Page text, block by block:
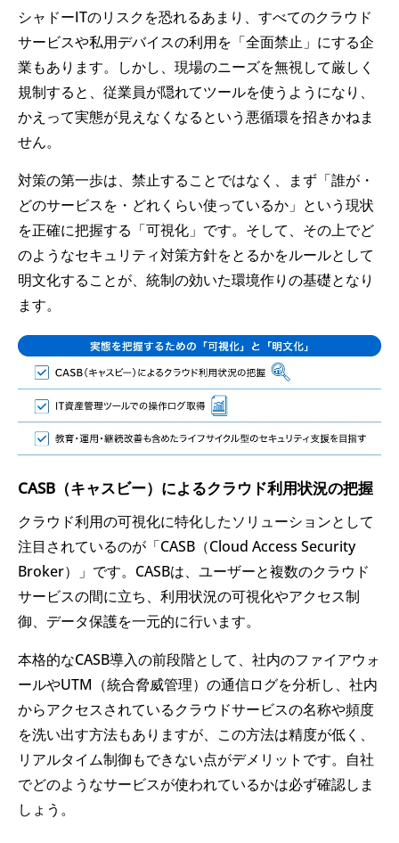
シャドーITのリスクを恐れるあまり、すべてのクラウド
サービスや私用デバイスの利用を「全面禁止」にする企
業もあります。しかし、現場のニーズを無視して厳しく
規制すると、従業員が隠れてツールを使うようになり、
かえって実態が見えなくなるという悪循環を招きかねま
せん。
対策の第一歩は、禁止することではなく、まず「誰が・
どのサービスを・どれくらい使っているか」という現状
を正確に把握する「可視化」です。そして、その上でど
のようなセキュリティ対策方針をとるかをルールとして
明文化することが、統制の効いた環境作りの基礎となり
ます。
CASB（キャスビー）によるクラウド利用状況の把握
クラウド利用の可視化に特化したソリューションとして
注目されているのが「CASB（Cloud Access Security
Broker）」です。CASBは、ユーザーと複数のクラウド
サービスの間に立ち、利用状況の可視化やアクセス制
御、データ保護を一元的に行います。
本格的なCASB導入の前段階として、社内のファイアウォ
ールやUTM（統合脅威管理）の通信ログを分析し、社内
からアクセスされているクラウドサービスの名称や頻度
を洗い出す方法もありますが、この方法は精度が低く、
リアルタイム制御もできない点がデメリットです。自社
でどのようなサービスが使われているかは必ず確認しま
しょう。